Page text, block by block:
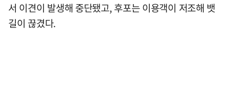
서 이견이 발생해 중단됐고, 후포는 이용객이 저조해 뱃
길이 끊겼다.